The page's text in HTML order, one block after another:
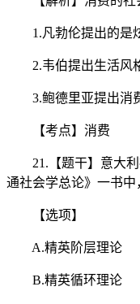
1.凡勃伦提出的是炫
2.韦伯提出生活风格
3.鲍德里亚提出消费
【考点】消费
21.【题干】意大利
通社会学总论》一书中
【选项】
A.精英阶层理论
B.精英循环理论